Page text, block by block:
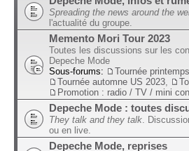
Spreading the news around the
l'actualité du groupe.
Memento Mori Tour 2023
Toutes les discussions sur les
Depeche Mode
Sous-forums:
Tournée
Tournée automne US 2023
Promotion : radio / TV / mini
Depeche Mode : toutes
They talk and they talk .
ou en live.
Depeche Mode, reprises